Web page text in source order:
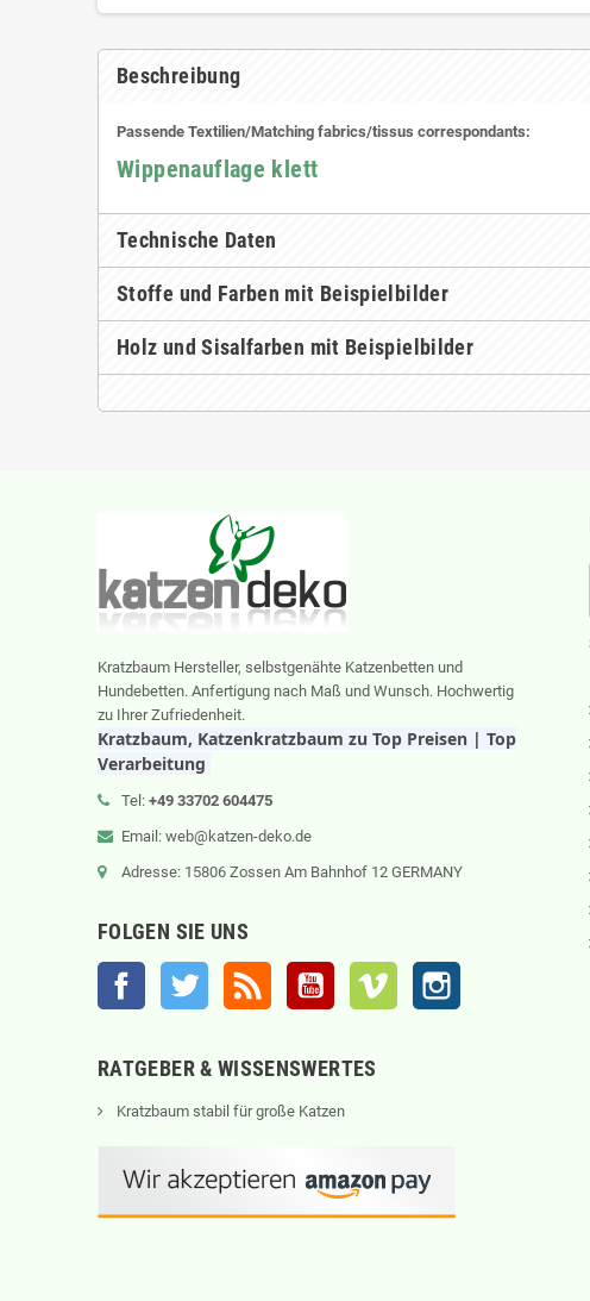
Beschreibung
Passende Textilien/Matching fabrics/tissus correspondants:
Wippenauflage klett
Technische Daten
Stoffe und Farben mit Beispielbilder
Holz und Sisalfarben mit Beispielbilder
Kratzbaum Hersteller, selbstgenähte Katzenbetten und
Hundebetten. Anfertigung nach Maß und Wunsch. Hochwertig
zu Ihrer Zufriedenheit.
Kratzbaum, Katzenkratzbaum zu Top Preisen | Top
Verarbeitung
Tel: +49 33702 604475
Email: web@katzen-deko.de
Adresse: 15806 Zossen Am Bahnhof 12 GERMANY
FOLGEN SIE UNS
Facebook Twitter RSS YouTube Vimeo
RATGEBER & WISSENSWERTES
Kratzbaum stabil für große Katzen